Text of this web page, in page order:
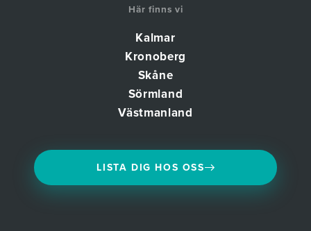
Här finns vi
Kalmar
Kronoberg
Skåne
Sörmland
Västmanland
LISTA DIG HOS OSS